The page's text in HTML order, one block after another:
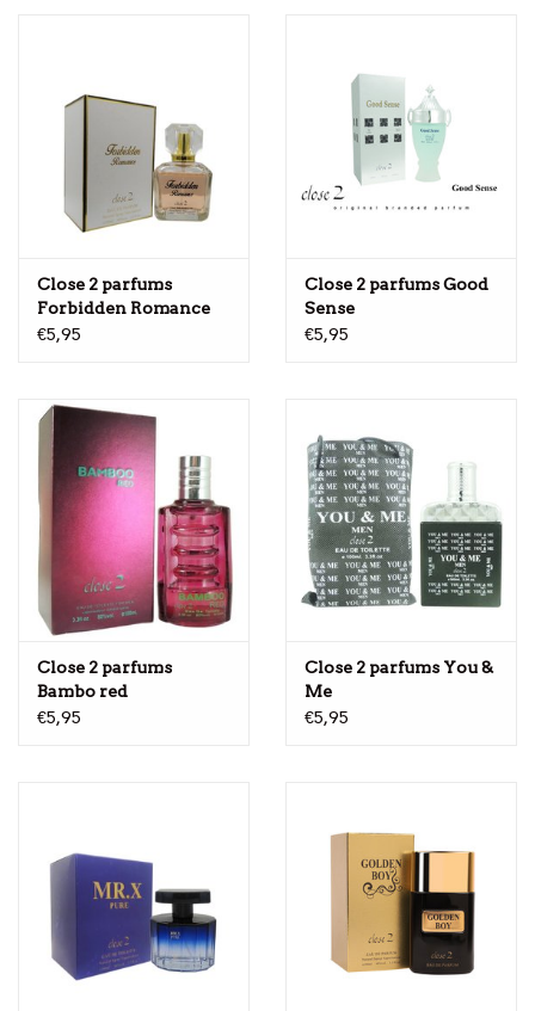
Close 2 parfums
Forbidden Romance
€5,95
Close 2 parfums Good
Sense
€5,95
Close 2 parfums
Bambo red
€5,95
Close 2 parfums You &
Me
€5,95